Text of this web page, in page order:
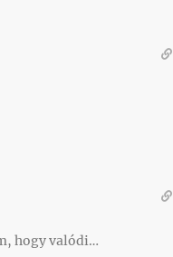
hogy valódi…